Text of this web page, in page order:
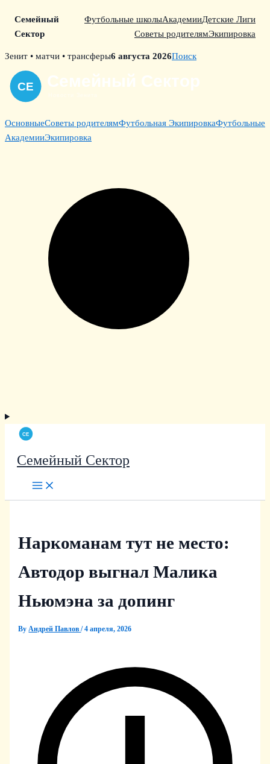
Семейный
Сектор
Футбольные школыАкадемииДетские Лиги
Советы родителямЭкипировка
Skip
content
Зенит • матчи • трансферы6 августа 2026Поиск
ОсновныеСоветы родителямФутбольная ЭкипировкаФутбольные
АкадемииЭкипировка
Семейный Сектор
Наркоманам тут не место:
Автодор выгнал Малика
Ньюмэна за допинг
ByАндрей Павлов/4 апреля, 2026